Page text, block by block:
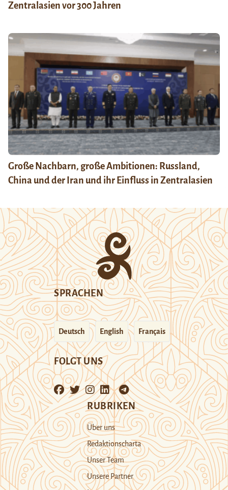
Zentralasien vor 300 Jahren
Große Nachbarn, große Ambitionen: Russland,
China und der Iran und ihr Einfluss in Zentralasien
SPRACHEN
Deutsch English Français
FOLGT UNS
RUBRIKEN
Über uns
Redaktionscharta
Unser Team
Unsere Partner